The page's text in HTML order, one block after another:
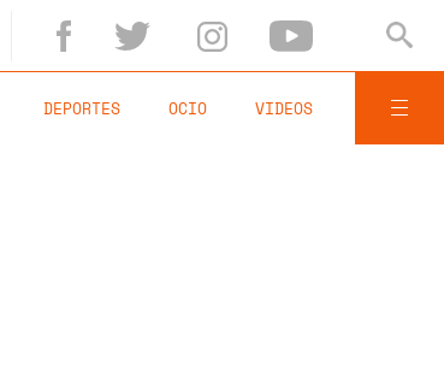
DEPORTES OCIO VIDEOS